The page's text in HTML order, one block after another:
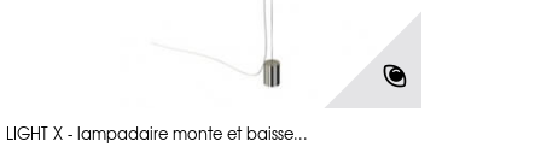
LIGHT X - lampadaire monte et baisse...